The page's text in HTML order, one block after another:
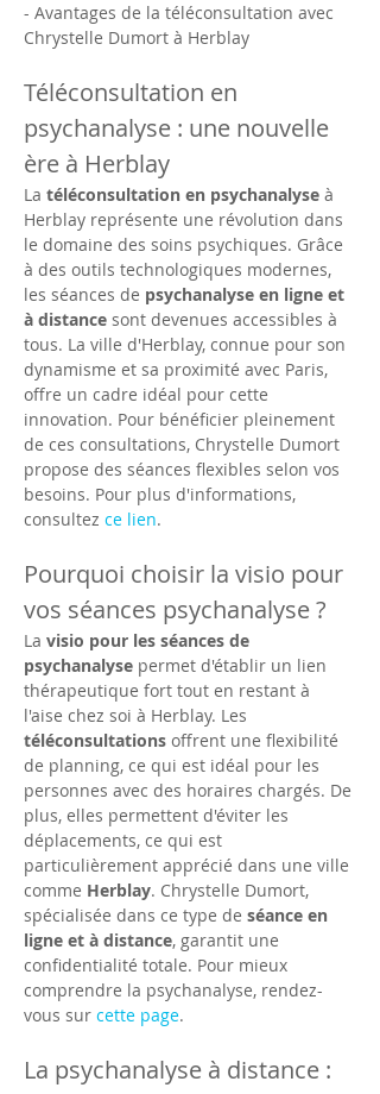
- Avantages de la téléconsultation avec
Chrystelle Dumort à Herblay
Téléconsultation en
psychanalyse : une nouvelle
ère à Herblay
La téléconsultation en psychanalyse à
Herblay représente une révolution dans
le domaine des soins psychiques. Grâce
à des outils technologiques modernes,
les séances de psychanalyse en ligne et
à distance sont devenues accessibles à
tous. La ville d'Herblay, connue pour son
dynamisme et sa proximité avec Paris,
offre un cadre idéal pour cette
innovation. Pour bénéficier pleinement
de ces consultations, Chrystelle Dumort
propose des séances flexibles selon vos
besoins. Pour plus d'informations,
consultez ce lien.
Pourquoi choisir la visio pour
vos séances psychanalyse ?
La visio pour les séances de
psychanalyse permet d'établir un lien
thérapeutique fort tout en restant à
l'aise chez soi à Herblay. Les
téléconsultations offrent une flexibilité
de planning, ce qui est idéal pour les
personnes avec des horaires chargés. De
plus, elles permettent d'éviter les
déplacements, ce qui est
particulièrement apprécié dans une ville
comme Herblay. Chrystelle Dumort,
spécialisée dans ce type de séance en
ligne et à distance, garantit une
confidentialité totale. Pour mieux
comprendre la psychanalyse, rendez-
vous sur cette page.
La psychanalyse à distance :